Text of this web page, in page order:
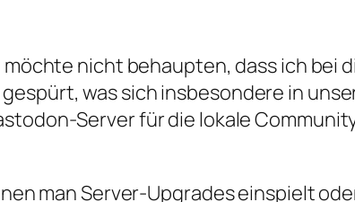
nicht behaupten, dass ich bei
was sich insbesondere in
Server für die lokale
man Server-Upgrades einspielt